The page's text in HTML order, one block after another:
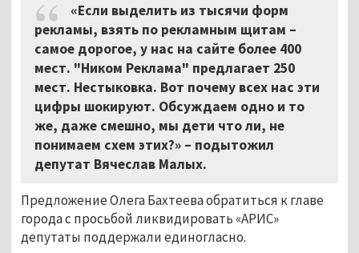
«Если выделить из тысячи форм
рекламы, взять по рекламным щитам –
самое дорогое, у нас на сайте более 400
мест. "Ником Реклама" предлагает 250
мест. Нестыковка. Вот почему всех нас эти
цифры шокируют. Обсуждаем одно и то
же, даже смешно, мы дети что ли, не
понимаем схем этих?» – подытожил
депутат Вячеслав Малых.
Предложение Олега Бахтеева обратиться к главе
города с просьбой ликвидировать «АРИС»
депутаты поддержали единогласно.